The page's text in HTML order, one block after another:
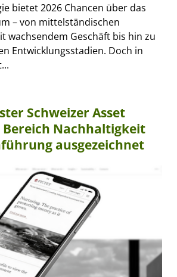
bietet 2026 Chancen über das
– von mittelständischen
wachsendem Geschäft bis hin zu
Entwicklungsstadien. Doch in
Schweizer Asset
Nachhaltigkeit
ausgezeichnet